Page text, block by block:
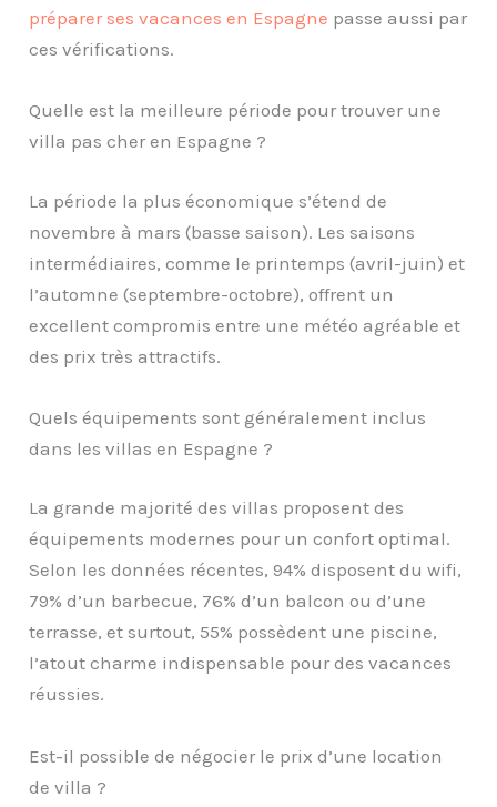
préparer ses vacances en Espagne passe aussi par
ces vérifications.
Quelle est la meilleure période pour trouver une
villa pas cher en Espagne ?
La période la plus économique s’étend de
novembre à mars (basse saison). Les saisons
intermédiaires, comme le printemps (avril-juin) et
l’automne (septembre-octobre), offrent un
excellent compromis entre une météo agréable et
des prix très attractifs.
Quels équipements sont généralement inclus
dans les villas en Espagne ?
La grande majorité des villas proposent des
équipements modernes pour un confort optimal.
Selon les données récentes, 94% disposent du wifi,
79% d’un barbecue, 76% d’un balcon ou d’une
terrasse, et surtout, 55% possèdent une piscine,
l’atout charme indispensable pour des vacances
réussies.
Est-il possible de négocier le prix d’une location
de villa ?